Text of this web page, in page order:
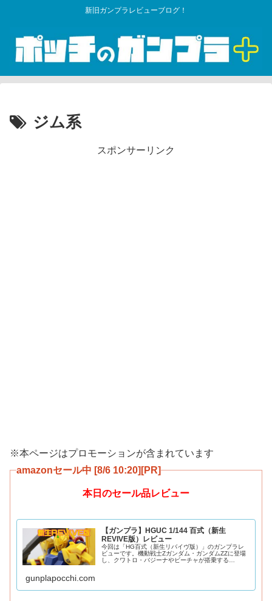
新旧ガンプラレビューブログ！
ジム系
スポンサーリンク
※本ページはプロモーションが含まれています
amazonセール中 [8/6 10:20][PR]
本日のセール品レビュー
【ガンプラ】HGUC 1/144 百式（新生
REVIVE版）レビュー
今回は「HG百式（新生リバイヴ版）」のガンプラレ
ビューです。機動戦士Zガンダム・ガンダムZZに登場
し、クワトロ・バジーナやビーチャが搭乗する
gunplapocchi.com